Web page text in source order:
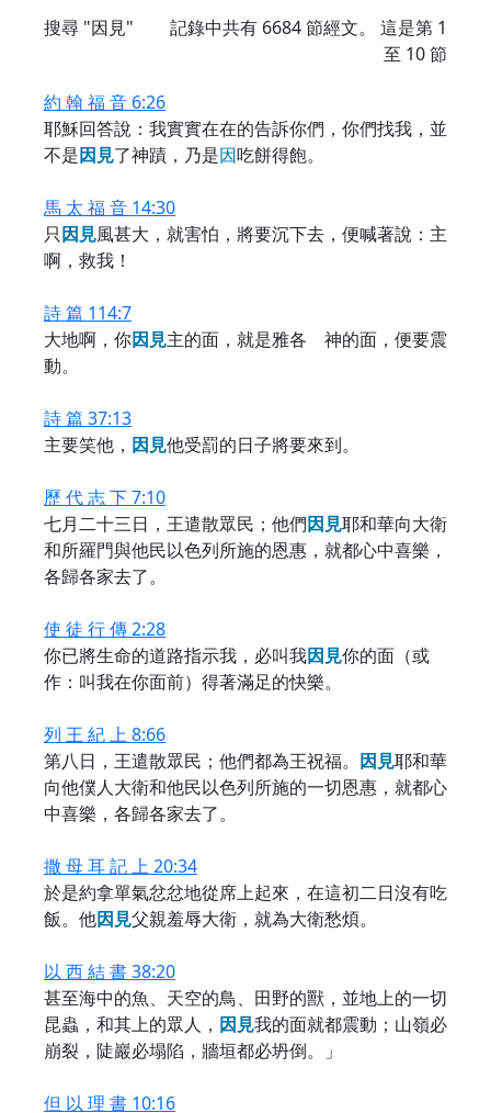
搜尋 "因見" 記錄中共有 6684節經文。 這是第 1
至 10 節
約 翰 福 音 6:26
耶穌回答說：我實實在在的告訴你們，你們找我，並
不是因見了神蹟，乃是因吃餅得飽。
馬 太 福 音 14:30
只因見風甚大，就害怕，將要沉下去，便喊著說：主
啊，救我！
詩 篇 114:7
大地啊，你因見主的面，就是雅各 神的面，便要震
動。
詩 篇 37:13
主要笑他， 因見他受罰的日子將要來到。
歷 代 志 下 7:10
七月二十三日，王遣散眾民；他們因見耶和華向大衛
和所羅門與他民以色列所施的恩惠，就都心中喜樂，
各歸各家去了。
使 徒 行 傳 2:28
你已將生命的道路指示我，必叫我因見你的面（或
作：叫我在你面前）得著滿足的快樂。
列 王 紀 上 8:66
第八日，王遣散眾民；他們都為王祝福。 因見耶和華
向他僕人大衛和他民以色列所施的一切恩惠，就都心
中喜樂，各歸各家去了。
撒 母 耳 記 上 20:34
於是約拿單氣忿忿地從席上起來，在這初二日沒有吃
飯。他因見父親羞辱大衛，就為大衛愁煩。
以 西 結 書 38:20
甚至海中的魚、天空的鳥、田野的獸，並地上的一切
昆蟲，和其上的眾人， 因見我的面就都震動；山嶺必
崩裂，陡巖必塌陷，牆垣都必坍倒。」
但 以 理 書 10:16